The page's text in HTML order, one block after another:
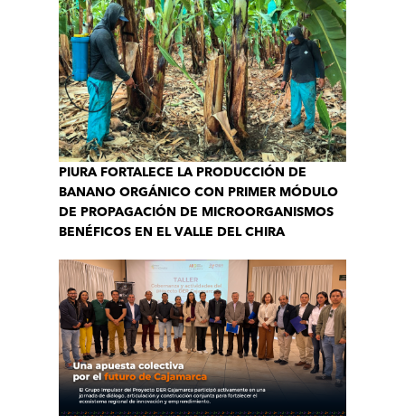
PIURA FORTALECE LA PRODUCCIÓN DE
BANANO ORGÁNICO CON PRIMER MÓDULO
DE PROPAGACIÓN DE MICROORGANISMOS
BENÉFICOS EN EL VALLE DEL CHIRA